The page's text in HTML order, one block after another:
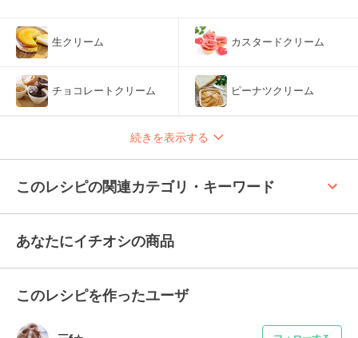
生クリーム カスタードクリーム
チョコレートクリーム ピーナツクリーム
続きを表示する
このレシピの関連カテゴリ・キーワード keyboard_arrow_up
あなたにイチオシの商品
このレシピを作ったユーザ